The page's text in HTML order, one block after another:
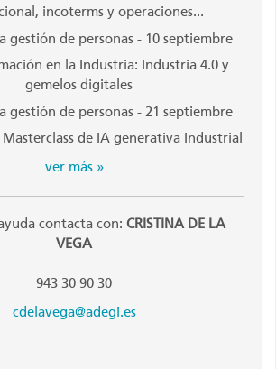
incoterms y operaciones...
gestión de personas - 10 septiembre
en la Industria: Industria 4.0 y
gemelos digitales
gestión de personas - 21 septiembre
Masterclass de IA generativa Industrial
ver más »
contacta con: CRISTINA DE LA
VEGA
943 30 90 30
cdelavega@adegi.es